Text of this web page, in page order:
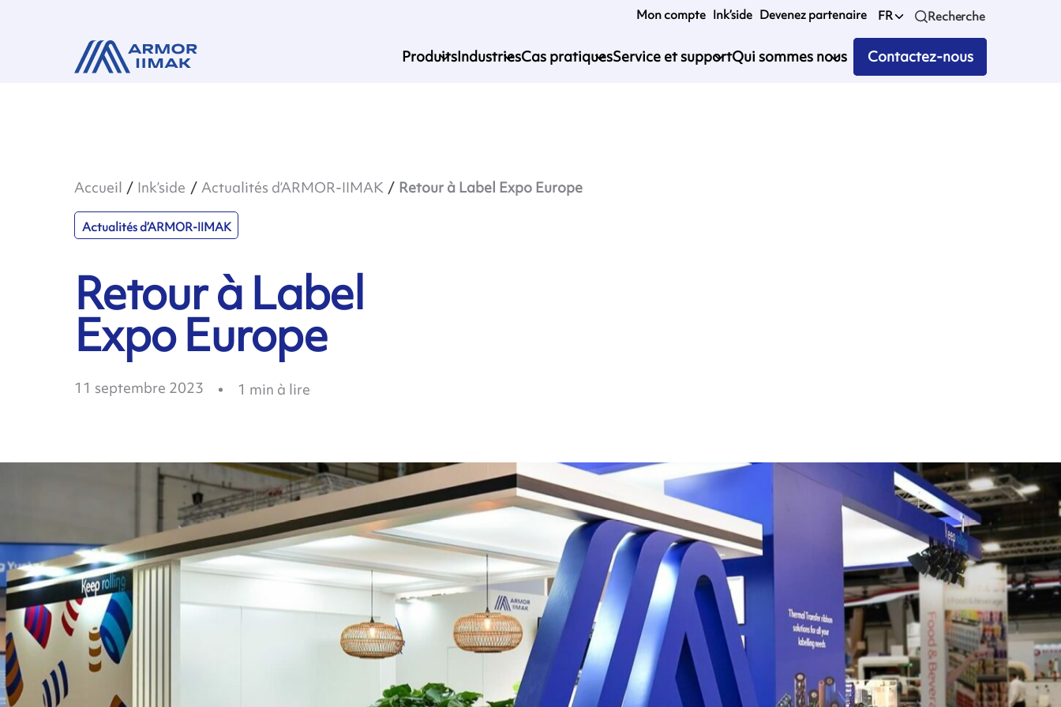
Mon compte Ink’side Devenez partenaire FR Recherche
ProduitsIndustriesCas pratiquesService et supportQui sommes nous Contactez-nous
Accueil Ink’side Actualités d’ARMOR-IIMAK Retour à Label Expo Europe
Actualités d’ARMOR-IIMAK
Retour à Label
Expo Europe
11 septembre 2023 1 min à lire